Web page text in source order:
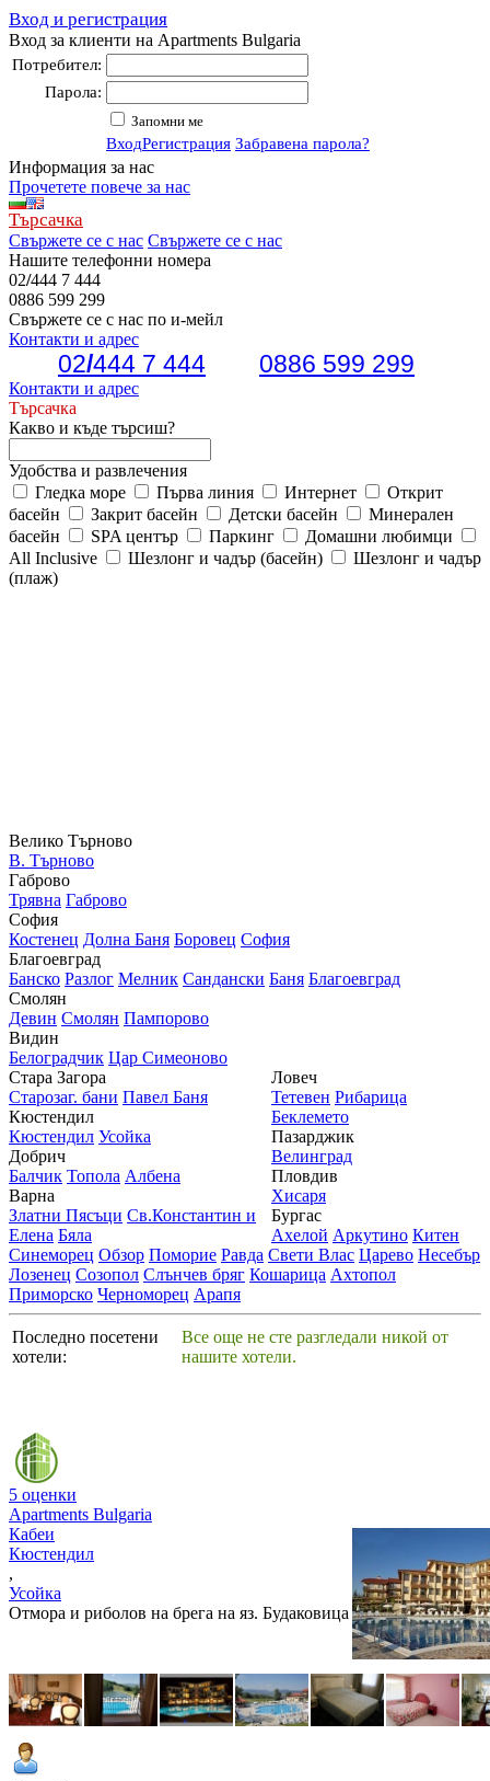
Вход и регистрация
Вход за клиенти на Apartments Bulgaria
Потребител:
Парола:
Запомни ме
ВходРегистрация Забравена парола?
Информация за нас
Прочетете повече за нас
Търсачка
Свържете се с нас Свържете се с нас
Нашите телефонни номера
02/444 7 444
0886 599 299
Свържете се с нас по и-мейл
Контакти и адрес
02/444 7 444 0886 599 299
Контакти и адрес
Търсачка
Какво и къде търсиш?
Удобства и развлечения
Гледка море
Първа линия Интернет
Открит
басейн
Закрит басейн Детски басейн
Минерален
басейн
SPA център Паркинг
Домашни любимци
All Inclusive
Шезлонг и чадър (басейн)
Шезлонг и чадър
(плаж)
Велико Търново
В. Търново
Габрово
Трявна Габрово
София
Костенец Долна Баня Боровец София
Благоевград
Банско Разлог Мелник Сандански Баня Благоевград
Смолян
Девин Смолян Пампорово
Видин
Белоградчик Цар Симеоново
Стара Загора
Старозаг. бани Павел Баня
Кюстендил
Кюстендил Усойка
Добрич
Балчик Топола Албена
Варна
Златни Пясъци Св.Константин и
Елена Бяла
Ловеч
Тетевен Рибарица
Беклемето
Пазарджик
Велинград
Пловдив
Хисаря
Бургас
Ахелой Аркутино Китен
Синеморец Обзор Поморие Равда Свети Влас Царево Несебър
Лозенец Созопол Слънчев бряг Кошарица Ахтопол
Приморско Черноморец Арапя
Последно посетени
хотели:
Все още не сте разгледали никой от
нашите хотели.
5 оценки
Apartments Bulgaria
Кабеи
Кюстендил
,
Усойка
Отмора и риболов на брега на яз. Будаковица